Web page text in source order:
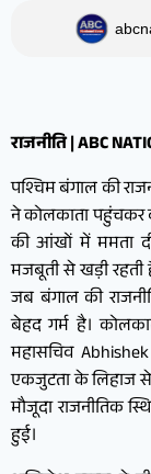
राजनीति | ABC
पश्चिम बंगाल की
ने कोलकाता पहुंचकर
की आंखों में ममता
मजबूती से खड़ी
जब बंगाल की
बेहद गर्म है।
महासचिव
एकजुटता के लिहाज से
मौजूदा राजनीतिक
हुई।